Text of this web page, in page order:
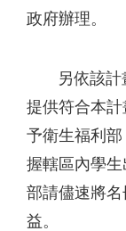
政府辦理。
另依該計畫
提供符合本
予衛生福利
握轄區內學
部請儘速將
益。